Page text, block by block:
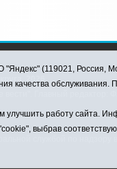
2026
(119021, Россия,
качества
работу сайта.
выбрав